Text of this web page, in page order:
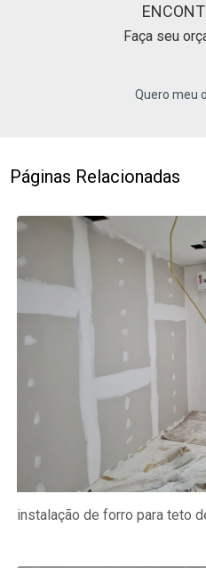
Faça seu
Quero meu
Páginas Relacionadas
instalação de forro para teto